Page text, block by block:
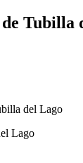
Tubilla
del Lago
Lago